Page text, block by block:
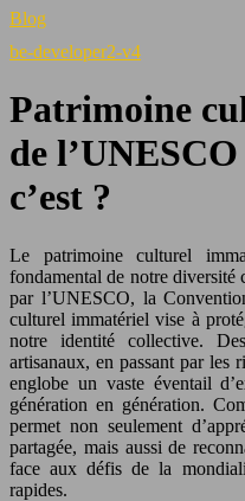
Blog
be-developer2-v4
Patrimoine
de
c’est ?
Le patrimoine culturel
fondamental de notre
par l’UNESCO, la
culturel immatériel vise à
notre identité collective.
artisanaux, en passant par les
englobe un vaste éventail
génération en génération.
permet non seulement
partagée, mais aussi de
face aux défis de la
rapides.